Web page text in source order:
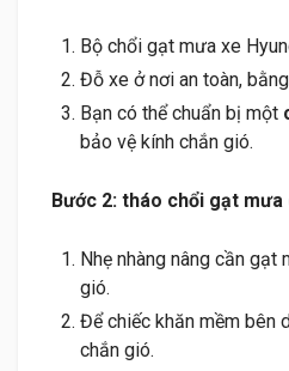
Bộ chổi gạt mưa xe
Đỗ xe ở nơi an toàn,
Bạn có thể chuẩn bị một
bảo vệ kính chắn gió.
Bước 2: tháo chổi gạt mưa
Nhẹ nhàng nâng cần gạt
gió.
Để chiếc khăn mềm bên
chắn gió.